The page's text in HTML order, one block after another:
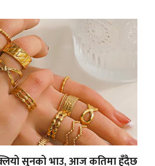
सुनको भाउ, आज कतिमा हुँदैछ